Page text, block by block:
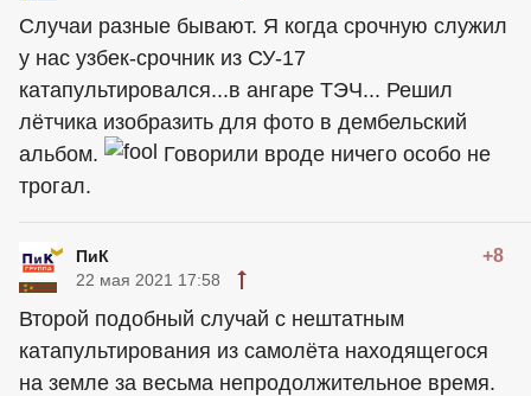
Случаи разные бывают. Я когда срочную служил
у нас узбек-срочник из СУ-17
катапультировался...в ангаре ТЭЧ... Решил
лётчика изобразить для фото в дембельский
альбом.
Говорили вроде ничего особо не
трогал.
ПиК +8
22 мая 2021 17:58
Второй подобный случай с нештатным
катапультирования из самолёта находящегося
на земле за весьма непродолжительное время.